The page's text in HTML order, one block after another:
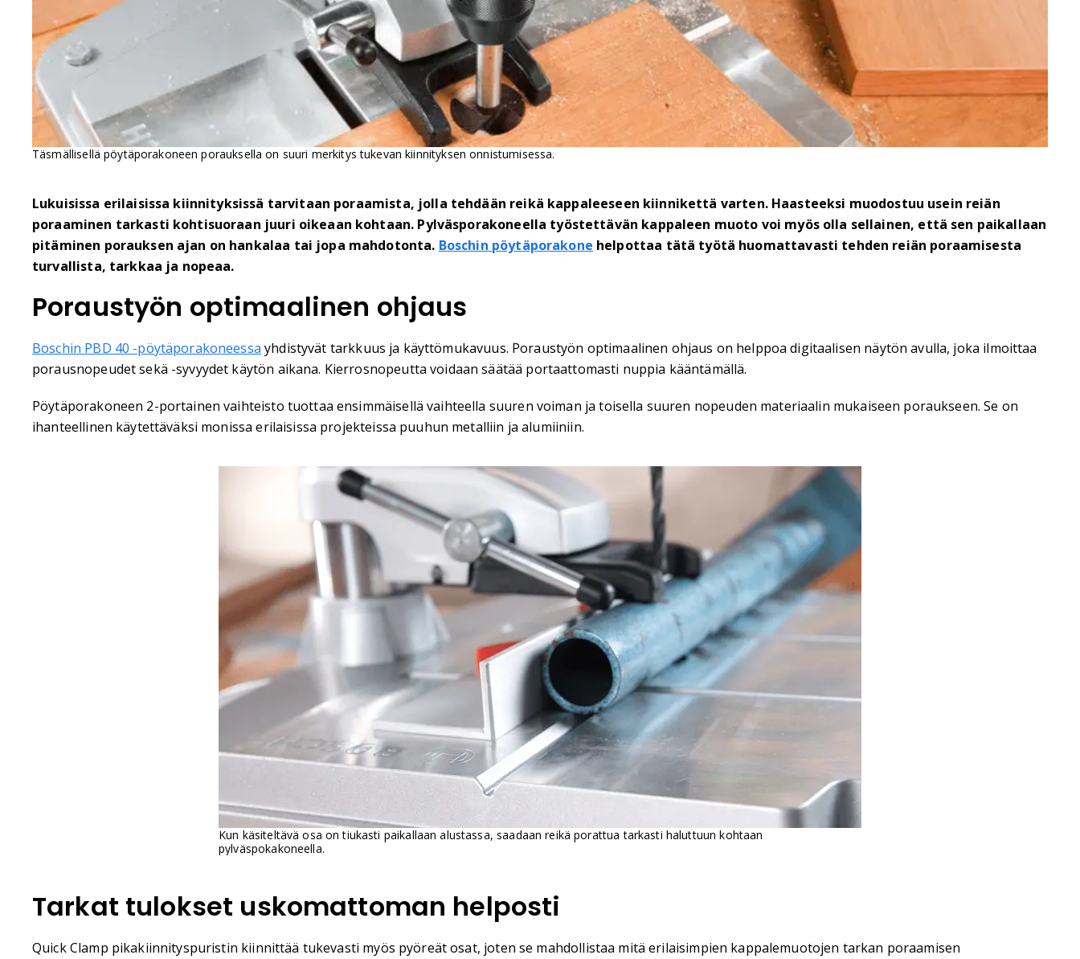
Täsmällisellä pöytäporakoneen porauksella on suuri merkitys tukevan kiinnityksen onnistumisessa.
Lukuisissa erilaisissa kiinnityksissä tarvitaan poraamista, jolla tehdään reikä kappaleeseen kiinnikettä varten. Haasteeksi muodostuu usein reiän
poraaminen tarkasti kohtisuoraan juuri oikeaan kohtaan. Pylväsporakoneella työstettävän kappaleen muoto voi myös olla sellainen, että sen paikallaan
pitäminen porauksen ajan on hankalaa tai jopa mahdotonta. Boschin pöytäporakone helpottaa tätä työtä huomattavasti tehden reiän poraamisesta
turvallista, tarkkaa ja nopeaa.
Poraustyön optimaalinen ohjaus
Boschin PBD 40 -pöytäporakoneessa yhdistyvät tarkkuus ja käyttömukavuus. Poraustyön optimaalinen ohjaus on helppoa digitaalisen näytön avulla, joka ilmoittaa
porausnopeudet sekä -syvyydet käytön aikana. Kierrosnopeutta voidaan säätää portaattomasti nuppia kääntämällä.
Pöytäporakoneen 2-portainen vaihteisto tuottaa ensimmäisellä vaihteella suuren voiman ja toisella suuren nopeuden materiaalin mukaiseen poraukseen. Se on
ihanteellinen käytettäväksi monissa erilaisissa projekteissa puuhun metalliin ja alumiiniin.
Kun käsiteltävä osa on tiukasti paikallaan alustassa, saadaan reikä porattua tarkasti haluttuun kohtaan
pylväspokakoneella.
Tarkat tulokset uskomattoman helposti
Quick Clamp pikakiinnityspuristin kiinnittää tukevasti myös pyöreät osat, joten se mahdollistaa mitä erilaisimpien kappalemuotojen tarkan poraamisen